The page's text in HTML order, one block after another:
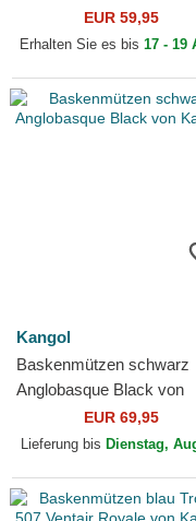
Baseball Beluga Black von
Kangol
EUR 59,95
Erhalten Sie es bis 17 - 19
Kangol
Baskenmützen schwarz
Anglobasque Black von
EUR 69,95
Lieferung bis Dienstag,